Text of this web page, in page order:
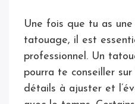
Une fois que tu as
tatouage, il est
professionnel. Un
pourra te conseiller
détails à ajuster et